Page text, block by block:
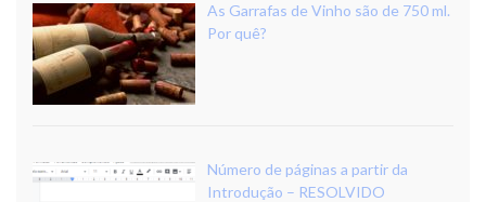
As Garrafas de Vinho são de 750 ml.
Por quê?
Número de páginas a partir da
Introdução – RESOLVIDO